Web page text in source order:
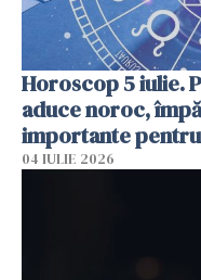
Horoscop 5 iulie.
aduce noroc,
importante
04 IULIE 2026